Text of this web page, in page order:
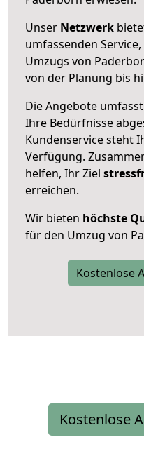
Unser Netzwerk
umfassenden
Umzugs von
von der Planung bis
Die Angebote
Ihre Bedürfnisse
Kundenservice steht
Verfügung.
helfen, Ihr Ziel
erreichen.
Wir bieten höchste
für den Umzug von
Kostenlose
Kostenlose